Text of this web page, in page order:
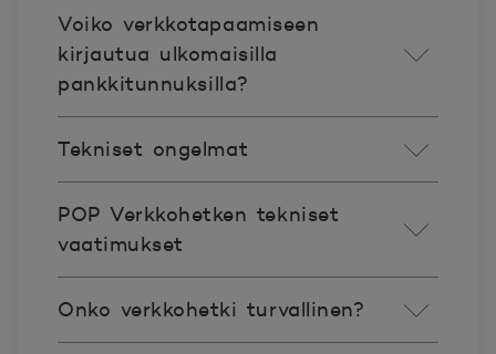
Voiko verkkotapaamiseen
kirjautua ulkomaisilla
pankkitunnuksilla?
Tekniset ongelmat
POP Verkkohetken tekniset
vaatimukset
Onko verkkohetki turvallinen?